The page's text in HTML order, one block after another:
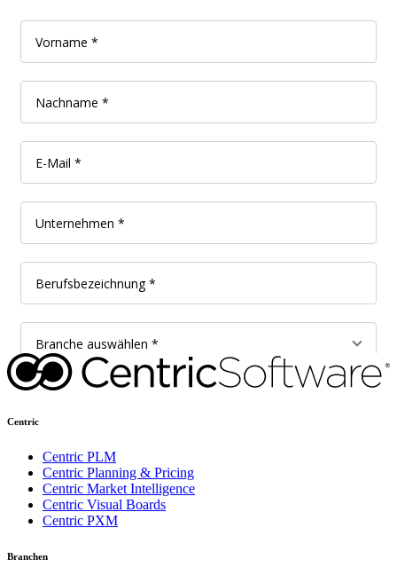
Centric
Centric PLM
Centric Planning & Pricing
Centric Market Intelligence
Centric Visual Boards
Centric PXM
Branchen